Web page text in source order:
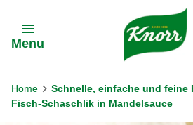
Menu
Home
Schnelle, einfache und feine
Fisch-Schaschlik in Mandelsauce